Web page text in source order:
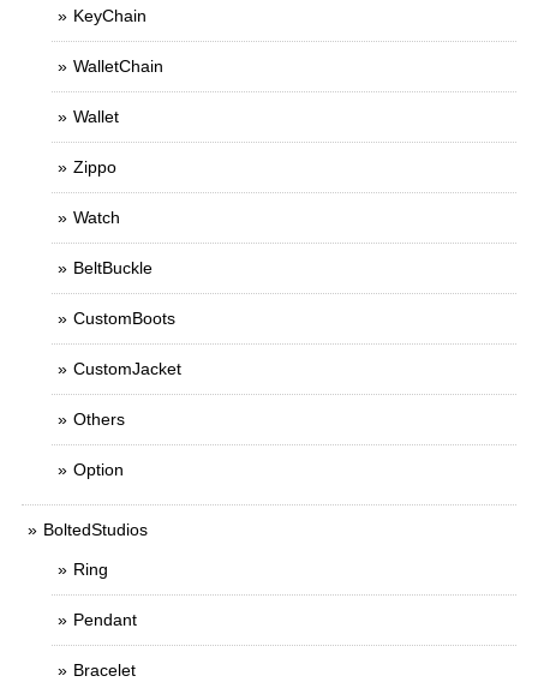
KeyChain
WalletChain
Wallet
Zippo
Watch
BeltBuckle
CustomBoots
CustomJacket
Others
Option
BoltedStudios
Ring
Pendant
Bracelet